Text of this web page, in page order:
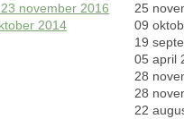
november 2016
25
2014
09
19
05 april
28
28
22